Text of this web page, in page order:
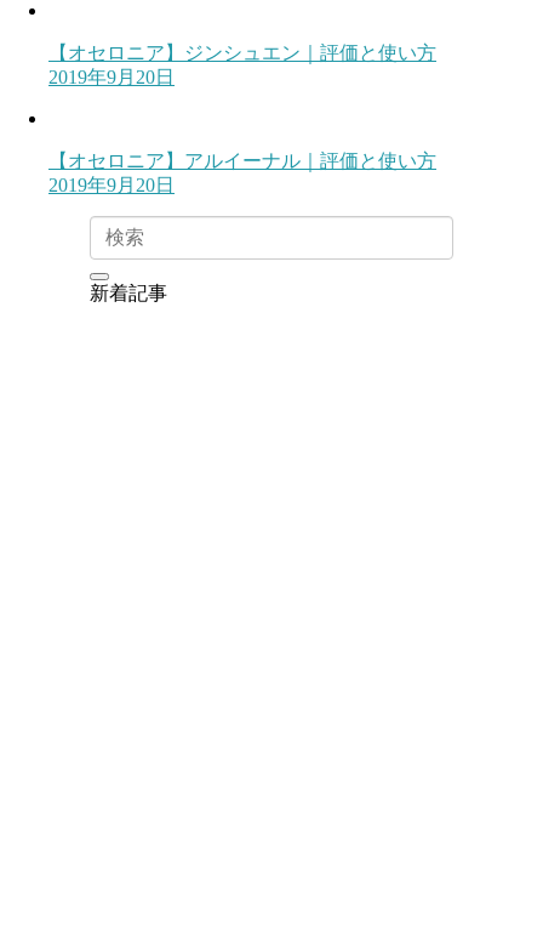
【オセロニア】ジンシュエン｜評価と使い方
2019年9月20日
【オセロニア】アルイーナル｜評価と使い方
2019年9月20日
新着記事